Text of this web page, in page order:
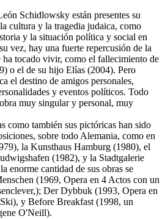
Schidlowsky están presentes su
cultura y la tragedia judaica, como
y la situación política y social en
vez, hay una fuerte repercusión de la
ha tocado vivir, como el fallecimiento de
o el de su hijo Elías (2004). Pero
el destino de amigos personales,
y eventos políticos. Todo
muy singular y personal, muy
como también sus pictóricas han sido
sobre todo Alemania, como en
la Kunsthaus Hamburg (1980), el
(1982), y la Stadtgalerie
enorme cantidad de sus obras se
(1969, Opera en 4 Actos con un
Der Dybbuk (1993, Opera en
y Before Breakfast (1998, un
O'Neill).